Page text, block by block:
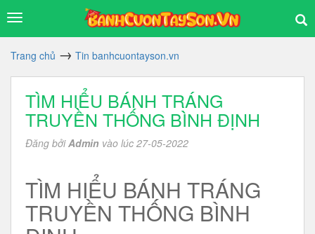
Trang chủ Tin banhcuontayson.vn
TÌM HIỂU BÁNH TRÁNG
TRUYỀN THỐNG BÌNH ĐỊNH
Đăng bởiAdmin vào lúc 27-05-2022
TÌM HIỂU BÁNH TRÁNG
TRUYỀN THỐNG BÌNH